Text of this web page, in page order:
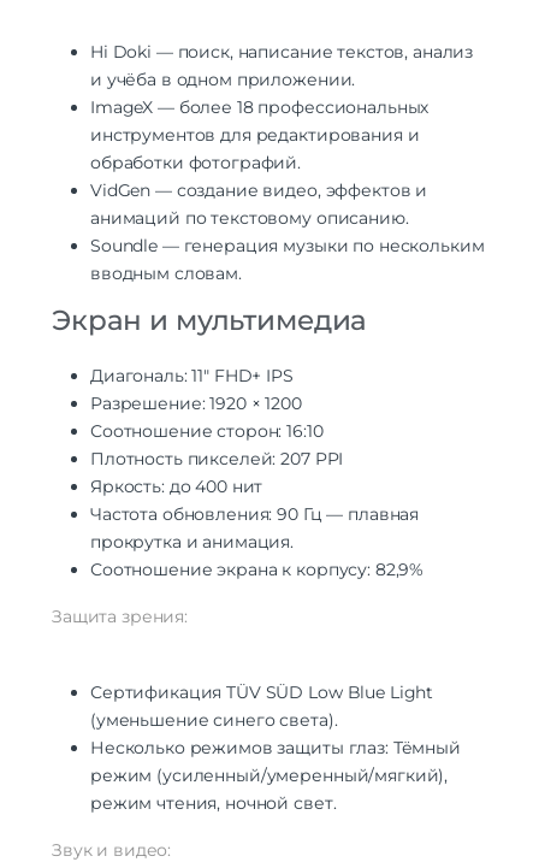
Hi Doki — поиск, написание текстов, анализ
и учёба в одном приложении.
ImageX — более 18 профессиональных
инструментов для редактирования и
обработки фотографий.
VidGen — создание видео, эффектов и
анимаций по текстовому описанию.
Soundle — генерация музыки по нескольким
вводным словам.
Экран и мультимедиа
Диагональ: 11″ FHD+ IPS
Разрешение: 1920 × 1200
Соотношение сторон: 16:10
Плотность пикселей: 207 PPI
Яркость: до 400 нит
Частота обновления: 90 Гц — плавная
прокрутка и анимация.
Соотношение экрана к корпусу: 82,9%
Защита зрения:
Сертификация TÜV SÜD Low Blue Light
(уменьшение синего света).
Несколько режимов защиты глаз: Тёмный
режим (усиленный/умеренный/мягкий),
режим чтения, ночной свет.
Звук и видео: